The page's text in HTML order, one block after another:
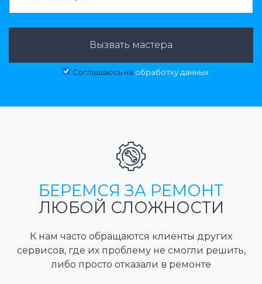
Вызвать мастера
Соглашаюсь на обработку данных
БЕРЕМСЯ ЗА РЕМОНТ
ЛЮБОЙ СЛОЖНОСТИ
К нам часто обращаются клиенты других
сервисов, где их проблему не смогли решить,
либо просто отказали в ремонте